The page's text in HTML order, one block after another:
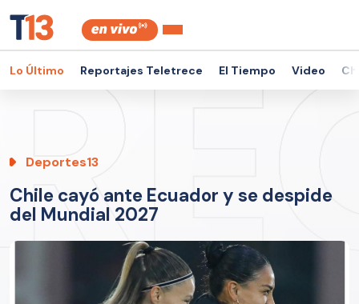
Lo Último Reportajes Teletrece El Tiempo Video
Deportes13
Chile cayó ante Ecuador y se despide
del Mundial 2027